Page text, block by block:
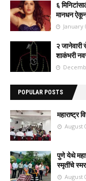
६
मानधन
January
२
शाकंभरी
POPULAR POSTS
महाराष्ट्र
August
पुणे येथे
स्मृतींचे
August